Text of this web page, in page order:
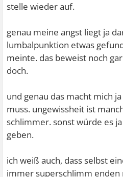
stelle wieder auf.
genau meine angst liegt ja
lumbalpunktion etwas
meinte. das beweist noch
doch.
und genau das macht mich
muss. ungewissheit ist
schlimmer. sonst würde es
geben.
ich weiß auch, dass selbst
immer superschlimm enden